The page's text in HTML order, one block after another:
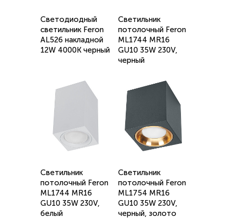
Светодиодный
светильник Feron
AL526 накладной
12W 4000K черный
Светильник
потолочный Feron
ML1744 MR16
GU10 35W 230V,
черный
Светильник
потолочный Feron
ML1744 MR16
GU10 35W 230V,
белый
Светильник
потолочный Feron
ML1754 MR16
GU10 35W 230V,
черный, золото